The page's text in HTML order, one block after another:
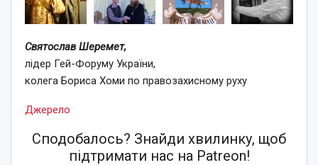
Святослав Шеремет,
лідер Гей-Форуму України,
колега Бориса Хоми по правозахисному руху
Джерело
Сподобалось? Знайди хвилинку, щоб
підтримати нас на Patreon!